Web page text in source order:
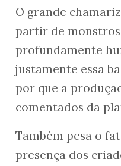
O grande
partir de
profundamente
justamente essa
por que a
comentados da
Também pesa o
presença dos